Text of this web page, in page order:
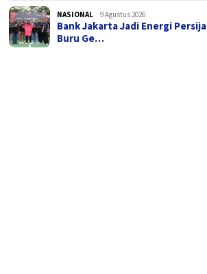
NASIONAL 9 Agustus 2026
Bank Jakarta Jadi Energi Persija
Buru Ge…